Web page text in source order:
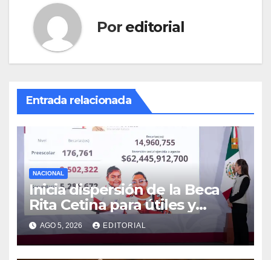
Por editorial
Entrada relacionada
NACIONAL
Inicia dispersión de la Beca
Rita Cetina para útiles y
uniformes escolares en
primaria: presidenta Claudia
Sheinbaum
AGO 5, 2026 EDITORIAL